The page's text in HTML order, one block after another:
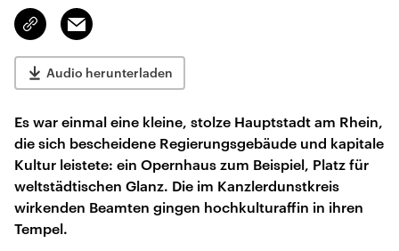
Link
kopieren/teilen
Email
Audio herunterladen
Es war einmal eine kleine, stolze Hauptstadt am Rhein,
die sich bescheidene Regierungsgebäude und kapitale
Kultur leistete: ein Opernhaus zum Beispiel, Platz für
weltstädtischen Glanz. Die im Kanzlerdunstkreis
wirkenden Beamten gingen hochkulturaffin in ihren
Tempel.